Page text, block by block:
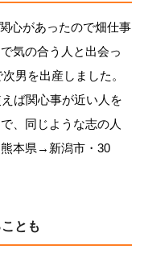
心があったので畑仕事
気の合う人と出会っ
男を出産しました。
ば関心事が近い人を
、同じような志の人
本県→新潟市・30
とも